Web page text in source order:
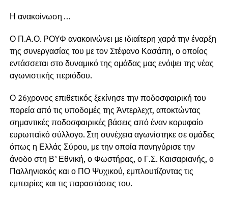
Η ανακοίνωση …
Ο Π.Α.Ο. ΡΟΥΦ ανακοινώνει με ιδιαίτερη χαρά την έναρξη
της συνεργασίας του με τον Στέφανο Κασάπη, ο οποίος
εντάσσεται στο δυναμικό της ομάδας μας ενόψει της νέας
αγωνιστικής περιόδου.
Ο 26χρονος επιθετικός ξεκίνησε την ποδοσφαιρική του
πορεία από τις υποδομές της Άντερλεχτ, αποκτώντας
σημαντικές ποδοσφαιρικές βάσεις από έναν κορυφαίο
ευρωπαϊκό σύλλογο. Στη συνέχεια αγωνίστηκε σε ομάδες
όπως η Ελλάς Σύρου, με την οποία πανηγύρισε την
άνοδο στη Β’ Εθνική, ο Φωστήρας, ο Γ.Σ. Καισαριανής, ο
Παλληνιακός και ο ΠΟ Ψυχικού, εμπλουτίζοντας τις
εμπειρίες και τις παραστάσεις του.